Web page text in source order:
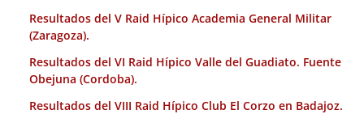
Resultados del V Raid Hípico Academia General Militar
(Zaragoza).
Resultados del VI Raid Hípico Valle del Guadiato. Fuente
Obejuna (Cordoba).
Resultados del VIII Raid Hípico Club El Corzo en Badajoz.